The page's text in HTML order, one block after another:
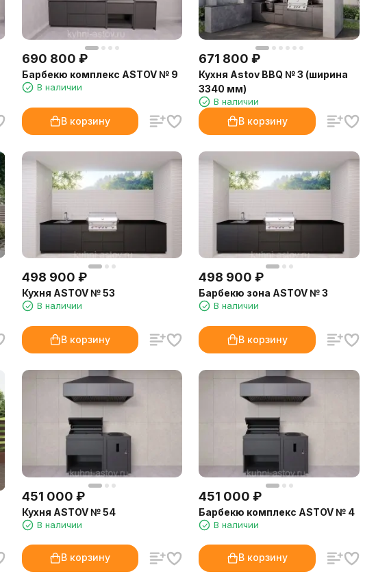
690 800 ₽
Барбекю комплекс ASTOV № 9
В наличии
В корзину
671 800 ₽
Кухня Astov BBQ № 3 (ширина
3340 мм)
В наличии
В корзину
498 900 ₽
Кухня ASTOV № 53
В наличии
В корзину
498 900 ₽
Барбекю зона ASTOV № 3
В наличии
В корзину
451 000 ₽
Кухня ASTOV № 54
В наличии
В корзину
451 000 ₽
Барбекю комплекс ASTOV № 4
В наличии
В корзину